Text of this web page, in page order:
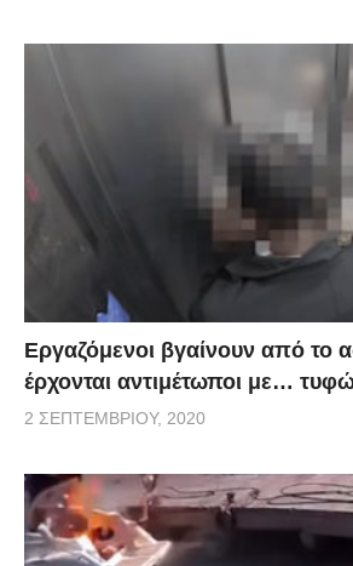
Εργαζόμενοι βγαίνουν από το
έρχονται αντιμέτωποι με…
2 ΣΕΠΤΕΜΒΡΊΟΥ, 2020